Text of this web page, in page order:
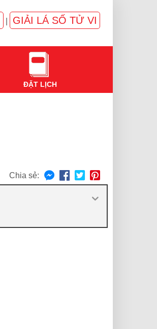
GIẢI LÁ SỐ TỬ VI
ĐẶT LỊCH
Chia sẻ: